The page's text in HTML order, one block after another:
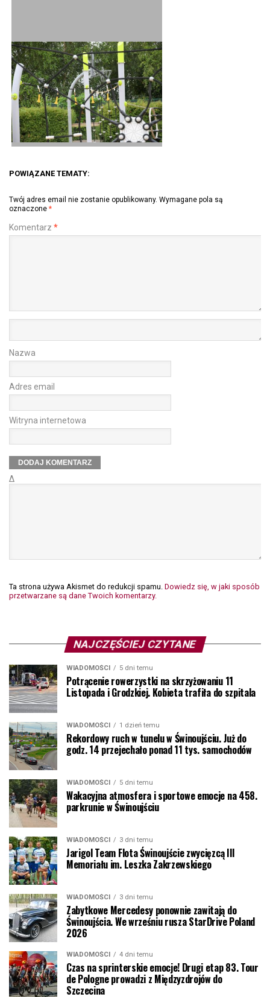
POWIĄZANE TEMATY:
Twój adres email nie zostanie opublikowany. Wymagane pola są
oznaczone *
Komentarz *
Nazwa
Adres email
Witryna internetowa
Δ
Ta strona używa Akismet do redukcji spamu. Dowiedz się, w jaki sposób
przetwarzane są dane Twoich komentarzy.
NAJCZĘŚCIEJ CZYTANE
WIADOMOŚCI 5 dni temu
Potrącenie rowerzystki na skrzyżowaniu 11
Listopada i Grodzkiej. Kobieta trafiła do szpitala
WIADOMOŚCI 1 dzień temu
Rekordowy ruch w tunelu w Świnoujściu. Już do
godz. 14 przejechało ponad 11 tys. samochodów
WIADOMOŚCI 5 dni temu
Wakacyjna atmosfera i sportowe emocje na 458.
parkrunie w Świnoujściu
WIADOMOŚCI 3 dni temu
Jarigol Team Flota Świnoujście zwycięzcą III
Memoriału im. Leszka Zakrzewskiego
WIADOMOŚCI 3 dni temu
Zabytkowe Mercedesy ponownie zawitają do
Świnoujścia. We wrześniu rusza StarDrive Poland
2026
WIADOMOŚCI 4 dni temu
Czas na sprinterskie emocje! Drugi etap 83. Tour
de Pologne prowadzi z Międzyzdrojów do
Szczecina